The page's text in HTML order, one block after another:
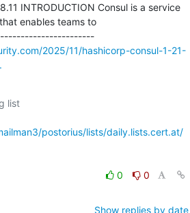
INTRODUCTION Consul is a service
enables teams to
---------------------------------------------
2025/11/hashicorp-consul-1-21-
list
postorius/lists/daily.lists.cert.at/
0 0
Show replies by date